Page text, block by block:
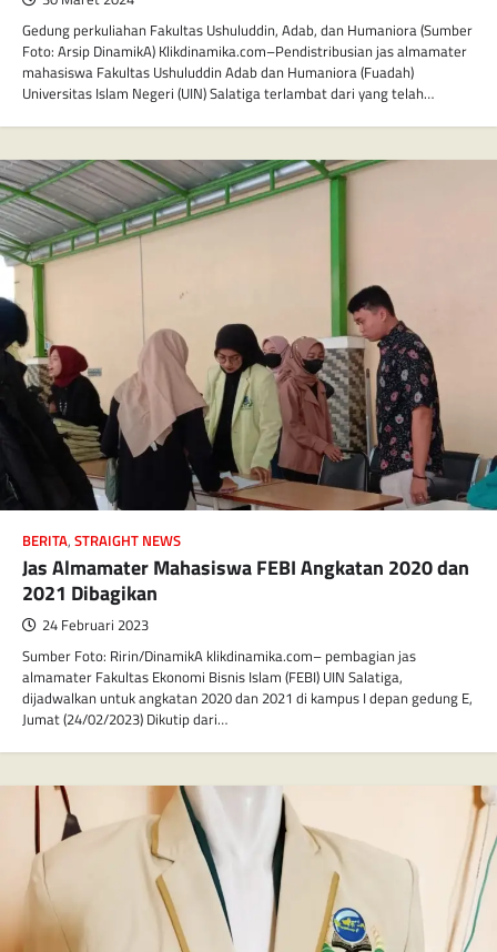
Gedung perkuliahan Fakultas Ushuluddin, Adab, dan Humaniora (Sumber
Foto: Arsip DinamikA) Klikdinamika.com–Pendistribusian jas almamater
mahasiswa Fakultas Ushuluddin Adab dan Humaniora (Fuadah)
Universitas Islam Negeri (UIN) Salatiga terlambat dari yang telah…
BERITA, STRAIGHT NEWS
Jas Almamater Mahasiswa FEBI Angkatan 2020 dan
2021 Dibagikan
24 Februari 2023
Sumber Foto: Ririn/DinamikA klikdinamika.com– pembagian jas
almamater Fakultas Ekonomi Bisnis Islam (FEBI) UIN Salatiga,
dijadwalkan untuk angkatan 2020 dan 2021 di kampus I depan gedung E,
Jumat (24/02/2023) Dikutip dari…